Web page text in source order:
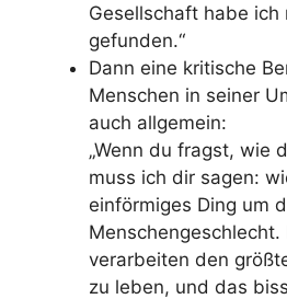
Gesellschaft habe ich
gefunden.“
Dann eine kritische
Menschen in seiner
auch allgemein:
„Wenn du fragst, wie
muss ich dir sagen:
einförmiges Ding um
Menschengeschlecht.
verarbeiten den
zu leben, und das